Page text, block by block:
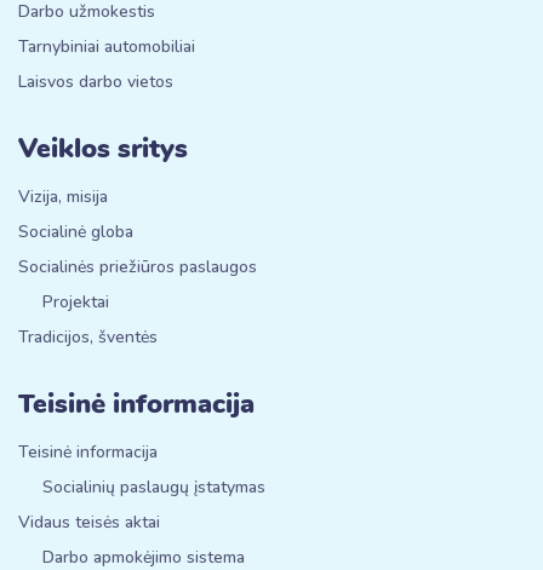
Darbo užmokestis
Tarnybiniai automobiliai
Laisvos darbo vietos
Veiklos sritys
Vizija, misija
Socialinė globa
Socialinės priežiūros paslaugos
Projektai
Tradicijos, šventės
Teisinė informacija
Teisinė informacija
Socialinių paslaugų įstatymas
Vidaus teisės aktai
Darbo apmokėjimo sistema